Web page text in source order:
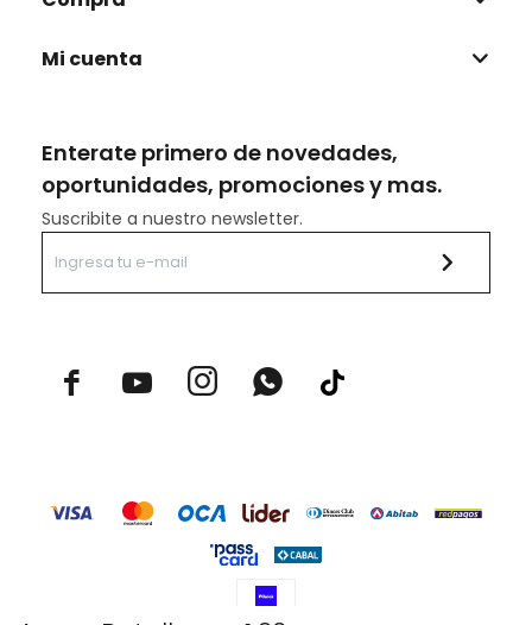
Enterate primero de novedades,
oportunidades, promociones y mas.
Suscribite a nuestro newsletter.
  
Mi cuenta